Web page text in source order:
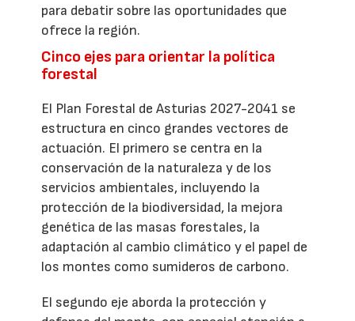
para debatir sobre las oportunidades que
ofrece la región.
Cinco ejes para orientar la política
forestal
El Plan Forestal de Asturias 2027-2041 se
estructura en cinco grandes vectores de
actuación. El primero se centra en la
conservación de la naturaleza y de los
servicios ambientales, incluyendo la
protección de la biodiversidad, la mejora
genética de las masas forestales, la
adaptación al cambio climático y el papel de
los montes como sumideros de carbono.
El segundo eje aborda la protección y